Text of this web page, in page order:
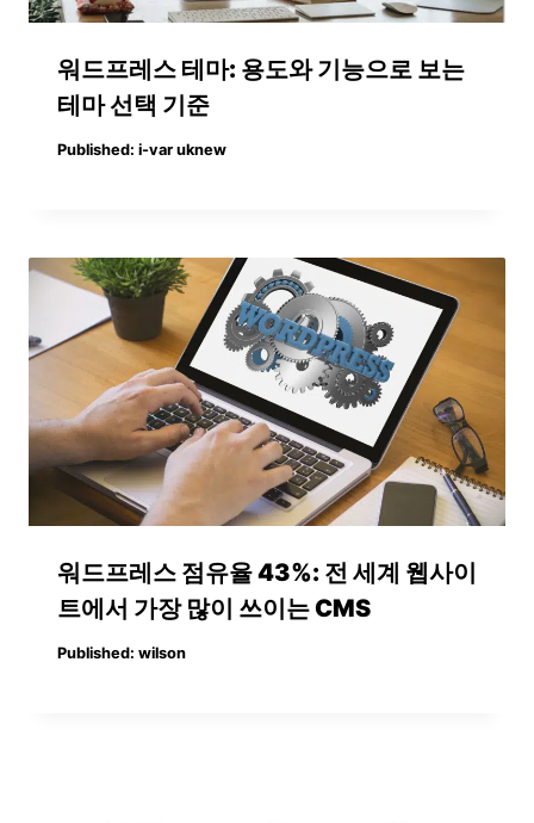
워드프레스 테마: 용도와 기능으로 보는
테마 선택 기준
Published: i-var uknew
워드프레스 점유율 43%: 전 세계 웹사이
트에서 가장 많이 쓰이는 CMS
Published: wilson